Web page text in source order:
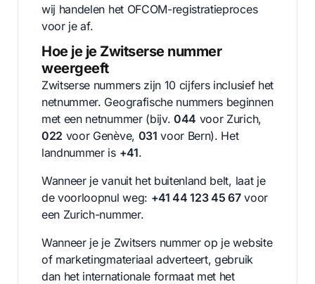
wij handelen het OFCOM-registratieproces
voor je af.
Hoe je je Zwitserse nummer
weergeeft
Zwitserse nummers zijn 10 cijfers inclusief het
netnummer. Geografische nummers beginnen
met een netnummer (bijv. 044 voor Zurich,
022 voor Genève, 031 voor Bern). Het
landnummer is +41.
Wanneer je vanuit het buitenland belt, laat je
de voorloopnul weg: +41 44 123 45 67voor
een Zurich-nummer.
Wanneer je je Zwitsers nummer op je website
of marketingmateriaal adverteert, gebruik
dan het internationale formaat met het